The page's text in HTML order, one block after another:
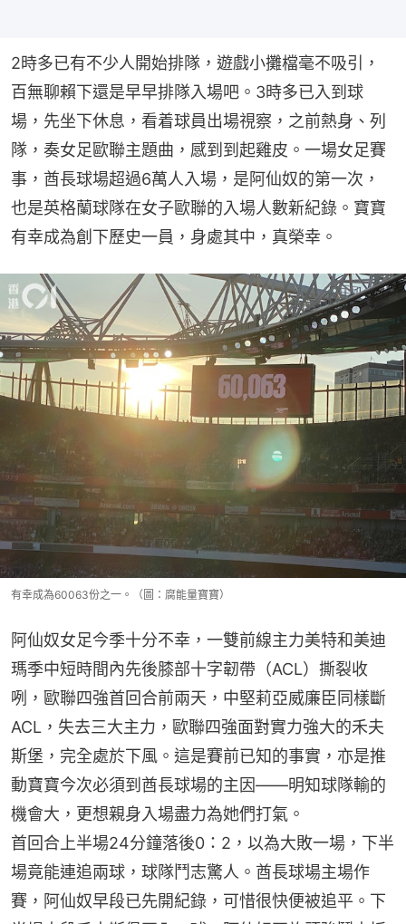
2時多已有不少人開始排隊，遊戲小攤檔毫不吸引，
百無聊賴下還是早早排隊入場吧。3時多已入到球
場，先坐下休息，看着球員出場視察，之前熱身、列
隊，奏女足歐聯主題曲，感到到起雞皮。一場女足賽
事，酋長球場超過6萬人入場，是阿仙奴的第一次，
也是英格蘭球隊在女子歐聯的入場人數新紀錄。寶寶
有幸成為創下歷史一員，身處其中，真榮幸。
有幸成為60063份之一。（圖：腐能量寶寶）
阿仙奴女足今季十分不幸，一雙前線主力美特和美迪
瑪季中短時間內先後膝部十字韌帶（ACL）撕裂收
咧，歐聯四強首回合前兩天，中堅莉亞威廉臣同樣斷
ACL，失去三大主力，歐聯四強面對實力強大的禾夫
斯堡，完全處於下風。這是賽前已知的事實，亦是推
動寶寶今次必須到酋長球場的主因——明知球隊輸的
機會大，更想親身入場盡力為她們打氣。
首回合上半場24分鐘落後0：2，以為大敗一場，下半
場竟能連追兩球，球隊鬥志驚人。酋長球場主場作
賽，阿仙奴早段已先開紀錄，可惜很快便被追平。下